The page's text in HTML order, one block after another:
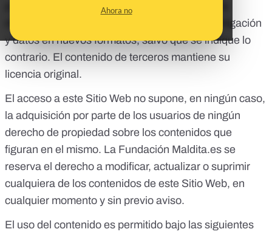
Ahora no
propiedad de la Fundación
desinformación: periodismo, educación, investigación
y datos en nuevos formatos,salvo que se indique lo
contrario. El contenido de terceros mantiene su
licencia original.
El acceso a este Sitio Web no supone, en ningún caso,
la adquisición por parte de los usuarios de ningún
derecho de propiedad sobre los contenidos que
figuran en el mismo. La Fundación Maldita.es se
reserva el derecho a modificar, actualizar o suprimir
cualquiera de los contenidos de este Sitio Web, en
cualquier momento y sin previo aviso.
El uso del contenido es permitido bajo las siguientes